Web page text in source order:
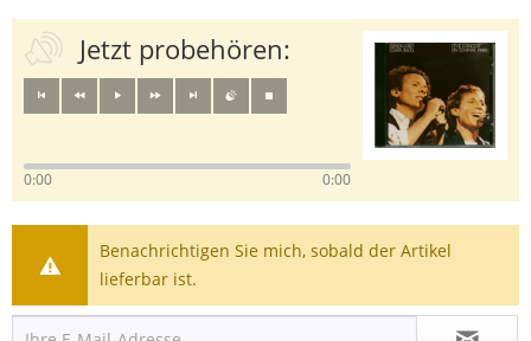
Jetzt probehören:
0:00 0:00
Benachrichtigen Sie mich, sobald der Artikel
lieferbar ist.